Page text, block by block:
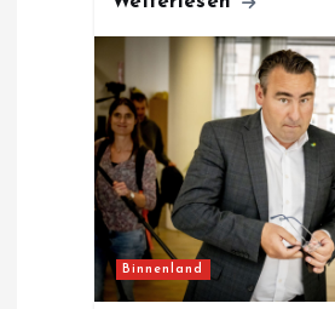
Binnenland